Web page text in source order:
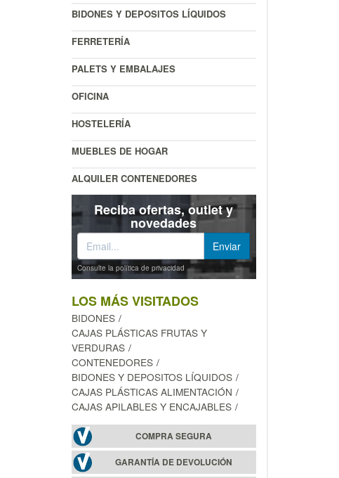
BIDONES Y DEPOSITOS LÍQUIDOS
FERRETERÍA
PALETS Y EMBALAJES
OFICINA
HOSTELERÍA
MUEBLES DE HOGAR
ALQUILER CONTENEDORES
Reciba ofertas, outlet y
novedades
Consulte la política de privacidad
LOS MÁS VISITADOS
BIDONES
CAJAS PLÁSTICAS FRUTAS Y
VERDURAS
CONTENEDORES
BIDONES Y DEPOSITOS LÍQUIDOS
CAJAS PLÁSTICAS ALIMENTACIÓN
CAJAS APILABLES Y ENCAJABLES
COMPRA SEGURA
GARANTÍA DE DEVOLUCIÓN